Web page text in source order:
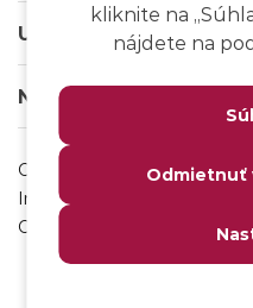
Užitočné odkazy
Naše weby
Ochrana osobných údajov
Impressum
Odhlásenie sa z msg IT
kliknite na
nájdete na
Odmietnuť